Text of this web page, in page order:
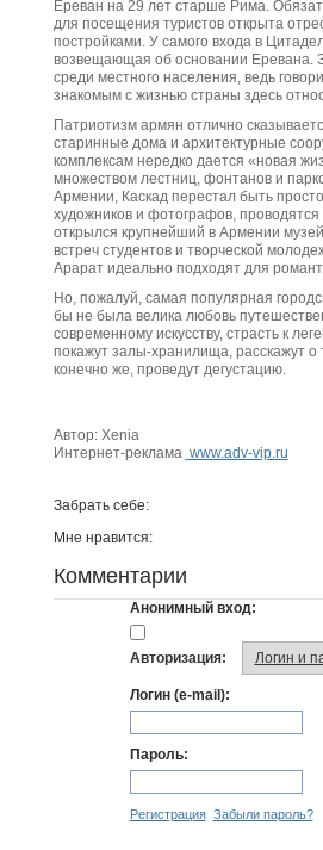
Ереван на 29 лет старше Рима.
для посещения туристов открыта
постройками. У самого входа в
возвещающая об основании Еревана.
среди местного населения, ведь
знакомым с жизнью страны здесь
Патриотизм армян отлично
старинные дома и архитектурные
комплексам нередко дается «новая
множеством лестниц, фонтанов и
Армении, Каскад перестал быть
художников и фотографов,
открылся крупнейший в Армении
встреч студентов и творческой
Арарат идеально подходят для
Но, пожалуй, самая популярная
бы не была велика любовь
современному искусству, страсть к
покажут залы-хранилища, расскажут о
конечно же, проведут дегустацию.
Автор: Xenia
Интернет-реклама www.adv-vip.ru
Забрать себе:
Мне нравится:
Комментарии
Анонимный вход:
Авторизация: Логин и
Логин (e-mail):
Пароль:
Регистрация Забыли пароль?